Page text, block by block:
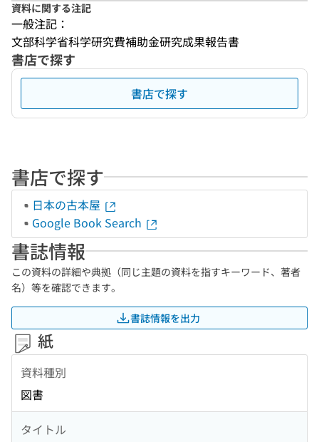
資料に関する注記
一般注記：
文部科学省科学研究費補助金研究成果報告書
書店で探す
書店で探す
書店で探す
日本の古本屋
Google Book Search
書誌情報
この資料の詳細や典拠（同じ主題の資料を指すキーワード、著者
名）等を確認できます。
書誌情報を出力
紙
資料種別
図書
タイトル